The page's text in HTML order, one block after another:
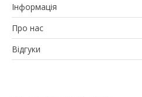
Iнформація
Про нас
Вiдгуки